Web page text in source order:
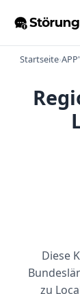
Startseite›
Diese
zu